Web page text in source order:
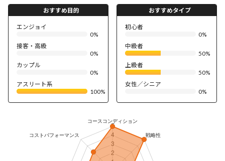
おすすめ目的
エンジョイ
0%
接客・高級
0%
カップル
0%
アスリート系
100%
おすすめタイプ
初心者
0%
中級者
50%
上級者
50%
女性／シニア
0%